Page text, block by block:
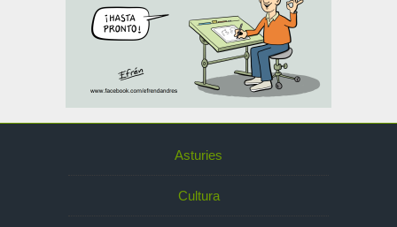
Asturies
Cultura